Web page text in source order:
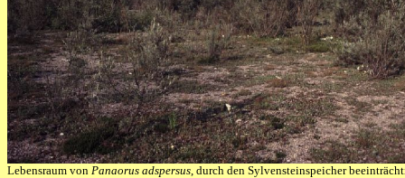
Lebensraum von Panaorus adspersus, durch den Sylvensteinspeicher